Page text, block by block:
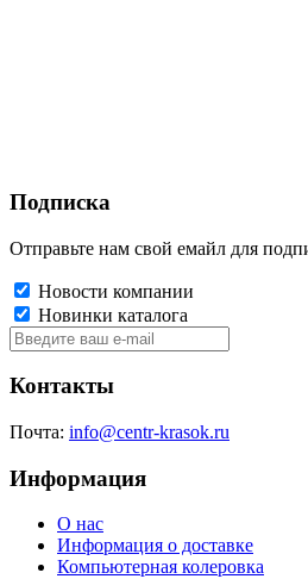
Подписка
Отправьте нам свой емайл для
Новости компании
Новинки каталога
Контакты
Почта: info@centr-krasok.ru
Информация
О нас
Информация о доставке
Компьютерная колеровка